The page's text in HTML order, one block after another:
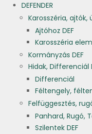
DEFENDER
Karosszéria, ajtók,
Ajtóhoz DEF
Karosszéria
Kormányzás DEF
Hidak, Differenciál
Differenciál
Féltengely,
Felfüggesztés,
Panhard, Rugó,
Szilentek DEF